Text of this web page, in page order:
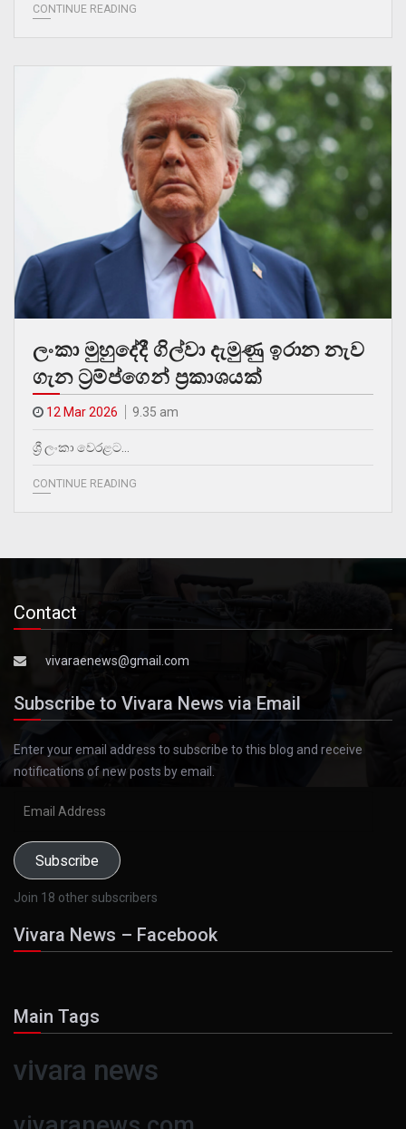
CONTINUE READING
ලංකා මුහුදේදී ගිල්වා දැමුණු ඉරාන නැව
ගැන ට්‍රම්ප්ගෙන් ප්‍රකාශයක්
12 Mar 2026 9.35 am
ශ්‍රී ලංකා වෙරළට…
CONTINUE READING
Contact
vivaraenews@gmail.com
Subscribe to Vivara News via Email
Enter your email address to subscribe to this blog and receive
notifications of new posts by email.
Subscribe
Join 18 other subscribers
Vivara News – Facebook
Main Tags
vivara news